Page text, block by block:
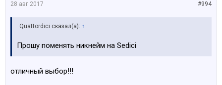
#994
28 авг 2017
Quattordici сказал(а): ↑
Прошу поменять никнейм на Sedici
отличный выбор!!!